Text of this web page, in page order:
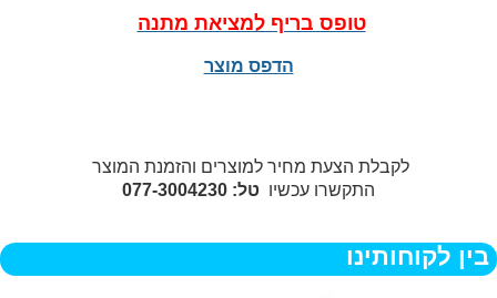
טופס בריף למציאת מתנה
הדפס מוצר
לקבלת הצעת מחיר למוצרים והזמנת המוצר
התקשרו עכשיו טל: 077-3004230
בין לקוחותינו